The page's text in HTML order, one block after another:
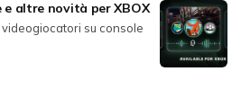
altre novità per XBOX
su console